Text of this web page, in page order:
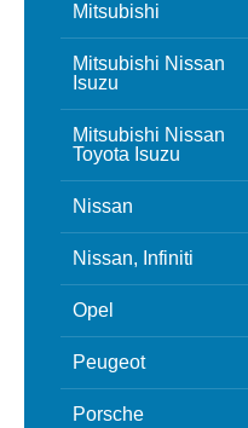
Mitsubishi
Mitsubishi Nissan
Isuzu
Mitsubishi Nissan
Toyota Isuzu
Nissan
Nissan, Infiniti
Opel
Peugeot
Porsche